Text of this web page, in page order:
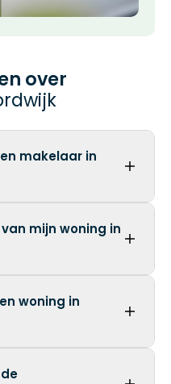
over
makelaar in
mijn woning in
woning in